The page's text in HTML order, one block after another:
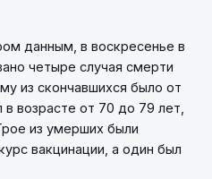
данным, в воскресенье в
четыре случая смерти
из скончавшихся было от
возрасте от 70 до 79 лет,
из умерших были
вакцинации, а один был